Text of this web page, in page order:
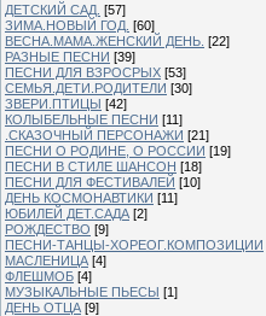
ДЕТСКИЙ САД. [57]
ЗИМА.НОВЫЙ ГОД. [60]
ВЕСНА.МАМА.ЖЕНСКИЙ ДЕНЬ. [22]
РАЗНЫЕ ПЕСНИ [39]
ПЕСНИ ДЛЯ ВЗРОСРЫХ [53]
СЕМЬЯ.ДЕТИ.РОДИТЕЛИ [30]
ЗВЕРИ.ПТИЦЫ [42]
КОЛЫБЕЛЬНЫЕ ПЕСНИ [11]
.СКАЗОЧНЫЙ ПЕРСОНАЖИ [21]
ПЕСНИ О РОДИНЕ, О РОССИИ [19]
ПЕСНИ В СТИЛЕ ШАНСОН [18]
ПЕСНИ ДЛЯ ФЕСТИВАЛЕЙ [10]
ДЕНЬ КОСМОНАВТИКИ [11]
ЮБИЛЕЙ ДЕТ.САДА [2]
РОЖДЕСТВО [9]
ПЕСНИ-ТАНЦЫ-ХОРЕОГ.КОМПОЗИЦИИ
МАСЛЕНИЦА [4]
ФЛЕШМОБ [4]
МУЗЫКАЛЬНЫЕ ПЬЕСЫ [1]
ДЕНЬ ОТЦА [9]